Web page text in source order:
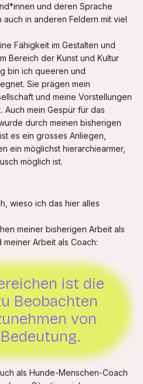
und deren Sprache
in anderen Feldern mit viel
Fähigkeit im Gestalten und
Bereich der Kunst und Kultur
bin ich queeren und
Sie prägen mein
und meine Vorstellungen
Auch mein Gespür für das
durch meinen bisherigen
es ein grosses Anliegen,
ein möglichst hierarchiearmer,
möglich ist.
wieso ich das hier alles
meiner bisherigen Arbeit als
Arbeit als Coach:
ist die
Beobachten
von
als Hunde-Menschen-Coach